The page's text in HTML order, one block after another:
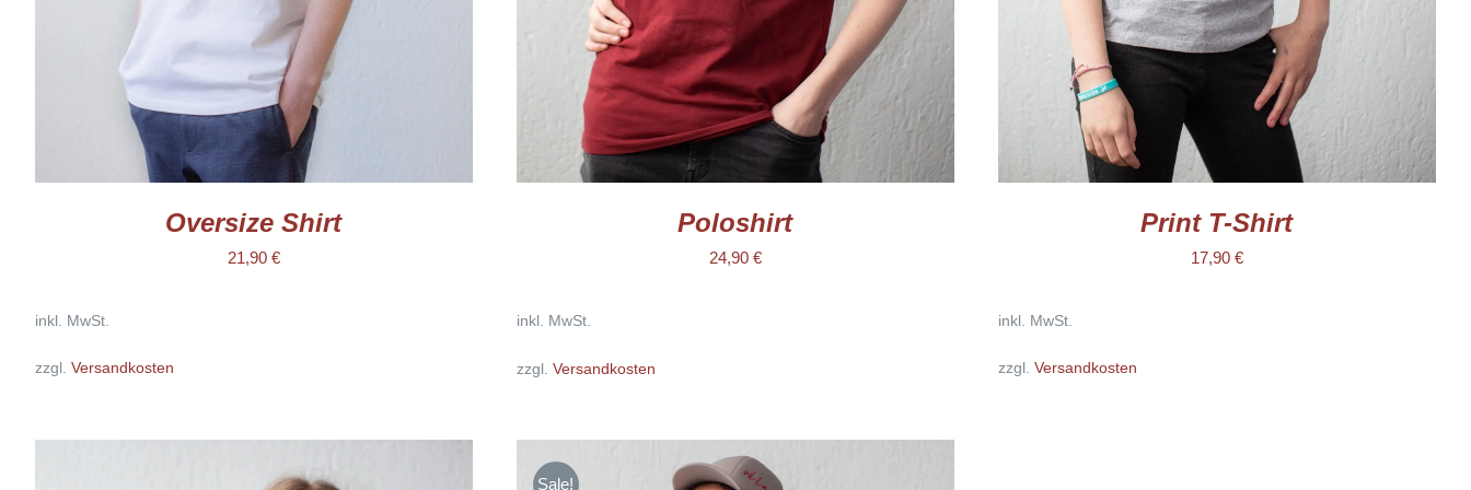
KÖNNEN
AUF
DER
PRODUKTSEITE
GEWÄHLT
WERDEN
Oversize Shirt
21,90 €
inkl. MwSt.
zzgl. Versandkosten
KÖNNEN
PRODUKTSEITE
GEWÄHLT
WERDEN
Poloshirt
24,90 €
inkl. MwSt.
zzgl. Versandkosten
KÖNNEN
AUF
DER
PRODUKTSEITE
GEWÄHLT
WERDEN
Print T-Shirt
17,90 €
inkl. MwSt.
zzgl. Versandkosten
Sale!